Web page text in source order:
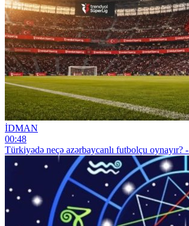
İDMAN
00:48
Türkiyədə neçə azərbaycanlı futbolçu oynayır? -